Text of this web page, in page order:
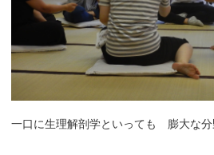
一口に生理解剖学といっても 膨大な分